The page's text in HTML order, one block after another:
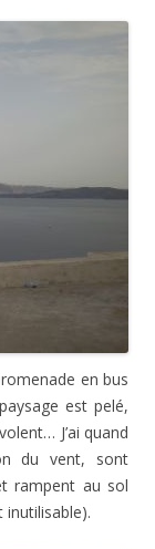
en bus
est pelé,
J’ai quand
du vent, sont
rampent au sol
inutilisable).